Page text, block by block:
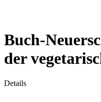
Buch-
der
Details